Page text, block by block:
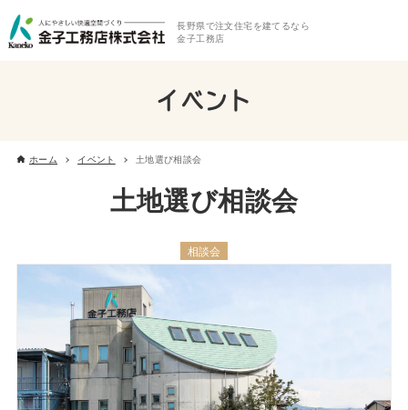
長野県で注文住宅を建てるなら
金子工務店
イベント
ホーム イベント 土地選び相談会
土地選び相談会
相談会